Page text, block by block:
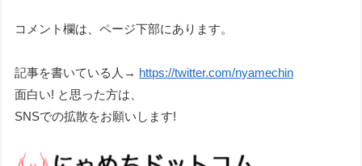
コメント欄は、ページ下部にあります。
記事を書いている人→ https://twitter.com/nyamechin
面白い! と思った方は、
SNSでの拡散をお願いします!